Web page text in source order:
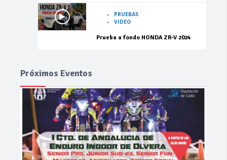
PRUEBAS
VIDEO
Prueba a fondo HONDA ZR-V 2024
Próximos Eventos